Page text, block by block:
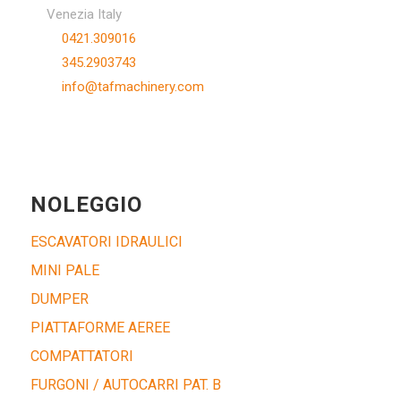
Venezia Italy
0421.309016
345.2903743
info@tafmachinery.com
NOLEGGIO
ESCAVATORI IDRAULICI
MINI PALE
DUMPER
PIATTAFORME AEREE
COMPATTATORI
FURGONI / AUTOCARRI PAT. B